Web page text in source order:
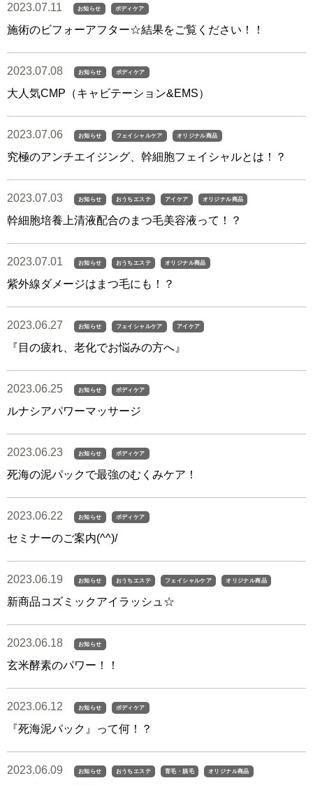
2023.07.11 お知らせ ボディケア
施術のビフォーアフター☆結果をご覧ください！！
2023.07.08 お知らせ ボディケア
大人気CMP（キャビテーション&EMS）
2023.07.06 お知らせ フェイシャルケア オリジナル商品
究極のアンチエイジング、幹細胞フェイシャルとは！？
2023.07.03 お知らせ おうちエステ アイケア オリジナル商品
幹細胞培養上清液配合のまつ毛美容液って！？
2023.07.01 お知らせ おうちエステ オリジナル商品
紫外線ダメージはまつ毛にも！？
2023.06.27 お知らせ フェイシャルケア アイケア
『目の疲れ、老化でお悩みの方へ』
2023.06.25 お知らせ ボディケア
ルナシアパワーマッサージ
2023.06.23 お知らせ ボディケア
死海の泥パックで最強のむくみケア！
2023.06.22 お知らせ ボディケア
セミナーのご案内(^^)/
2023.06.19 お知らせ おうちエステ フェイシャルケア オリジナル商品
新商品コズミックアイラッシュ☆
2023.06.18 お知らせ
玄米酵素のパワー！！
2023.06.12 お知らせ ボディケア
『死海泥パック』って何！？
2023.06.09 お知らせ おうちエステ 育毛・脱毛 オリジナル商品